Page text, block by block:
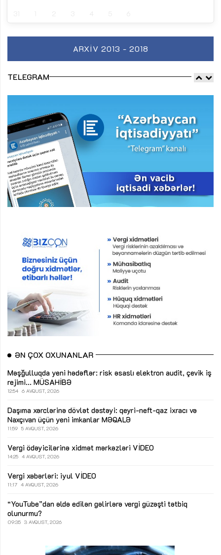
ARXIV 2013 - 2018
TELEGRAM
ƏN ÇOX OXUNANLAR
Məşğulluqda yeni hədəflər: risk əsaslı elektron audit, çevik iş
rejimi... MÜSAHİBƏ
12:54 6 AVQUST, 2026
Daşıma xərclərinə dövlət dəstəyi: qeyri-neft-qaz ixracı və
Naxçıvan üçün yeni imkanlar MƏQALƏ
11:59 5 AVQUST, 2026
Vergi ödəyicilərinə xidmət mərkəzləri VİDEO
14:25 4 AVQUST, 2026
Vergi xəbərləri: iyul VİDEO
11:17 4 AVQUST, 2026
“YouTube”dan əldə edilən gəlirlərə vergi güzəşti tətbiq
olunurmu?
09:35 3 AVQUST, 2026